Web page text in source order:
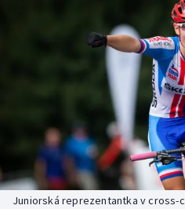
Boby a skeleton
Box
Curling
Historické návraty
Aplikace ČT sport
Juniorská reprezentantka v cross-